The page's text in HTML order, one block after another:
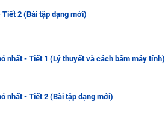
2 (Bài tập dạng mới)
nhất - Tiết 1 (Lý thuyết và cách bấm máy tính)
nhất - Tiết 2 (Bài tập dạng mới)